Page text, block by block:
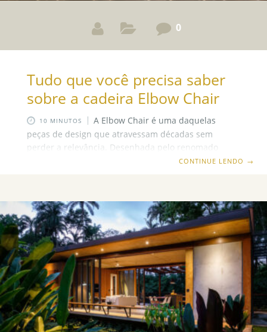
0
Tudo que você precisa saber
sobre a cadeira Elbow Chair
10 MINUTOS
A Elbow Chair é uma daquelas
peças de design que atravessam décadas sem
perder a relevância. Desenhada pelo renomado
dinamarquês Hans J. Wegner em 1956, essa cadeira
surpreendente. Suas linhas limpas e forma orgânica
conferem charme discreto a diversos ambientes, do
estilo escandinavo clássico aos espaços
contemporâneos. Neste artigo, apresentamos tudo
que você precisa saber sobre a cadeira Elbow Chair –
sua história fascinante, detalhes de design, materiais
de alta qualidade
CONTINUE LENDO →